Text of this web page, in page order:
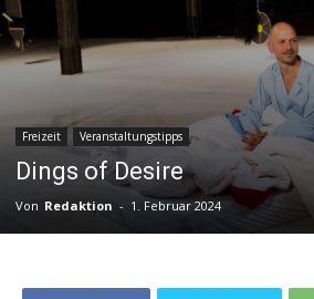
Freizeit Veranstaltungstipps
Dings of Desire
Von Redaktion - 1. Februar 2024